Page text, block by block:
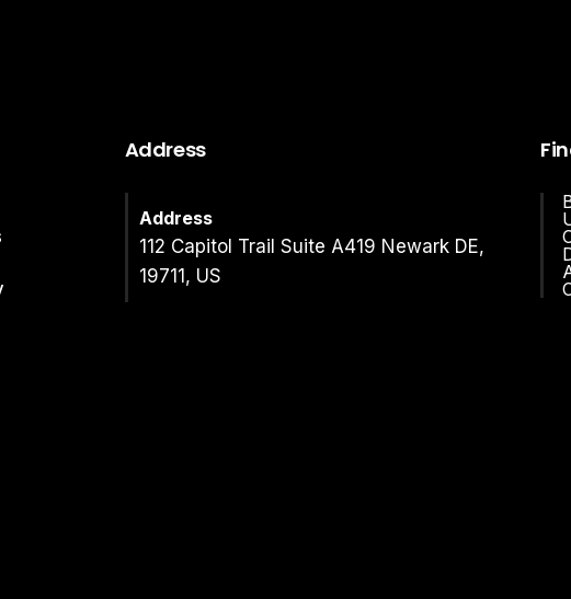
Address
Address
112 Capitol Trail Suite A419 Newark DE,
19711, US